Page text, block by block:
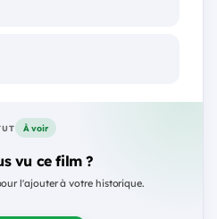
À voir
vu ce film ?
l'ajouter à votre historique.